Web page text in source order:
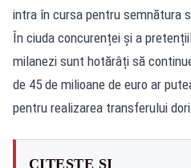
intra în cursa pentru semnătura
În ciuda concurenței și a
milanezi sunt hotărâți să
de 45 de milioane de euro ar
pentru realizarea transferului
CITEȘTE ȘI